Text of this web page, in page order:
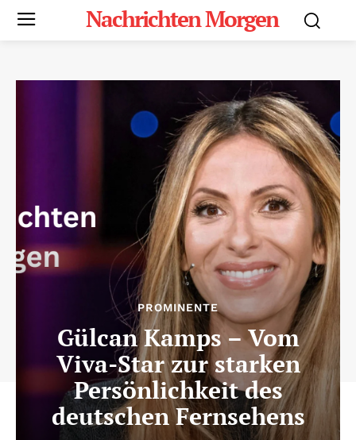
Nachrichten Morgen
PROMINENTE
Gülcan Kamps – Vom
Viva-Star zur starken
Persönlichkeit des
deutschen Fernsehens